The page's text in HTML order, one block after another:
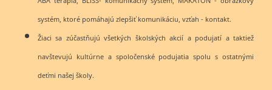
systém, ktoré pomáhajú zlepšiť komunikáciu, vzťah - kontakt.
Žiaci sa zúčastňujú všetkých školských akcií a podujatí a taktiež
navštevujú kultúrne a spoločenské podujatia spolu s ostatnými
deťmi našej školy.